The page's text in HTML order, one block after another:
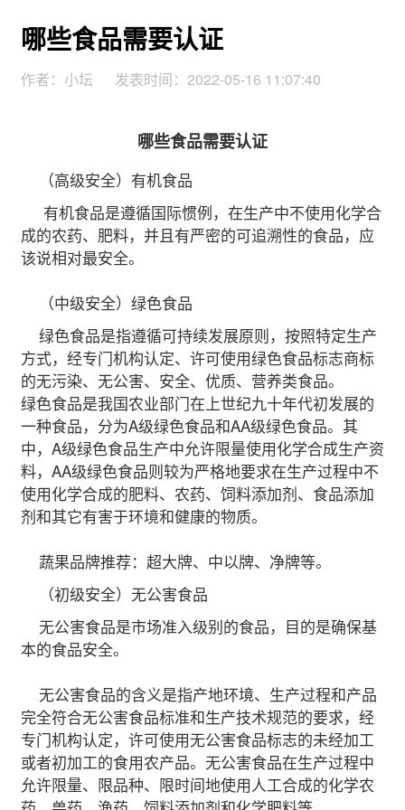
哪些食品需要认证
作者：小坛 发表时间：2022-05-16 11:07:40
哪些食品需要认证
（高级安全）有机食品
有机食品是遵循国际惯例，在生产中不使用化学合
成的农药、肥料，并且有严密的可追溯性的食品，应
该说相对最安全。
（中级安全）绿色食品
绿色食品是指遵循可持续发展原则，按照特定生产
方式，经专门机构认定、许可使用绿色食品标志商标
的无污染、无公害、安全、优质、营养类食品。
绿色食品是我国农业部门在上世纪九十年代初发展的
一种食品，分为A级绿色食品和AA级绿色食品。其
中，A级绿色食品生产中允许限量使用化学合成生产资
料，AA级绿色食品则较为严格地要求在生产过程中不
使用化学合成的肥料、农药、饲料添加剂、食品添加
剂和其它有害于环境和健康的物质。
蔬果品牌推荐：超大牌、中以牌、净牌等。
（初级安全）无公害食品
无公害食品是市场准入级别的食品，目的是确保基
本的食品安全。
无公害食品的含义是指产地环境、生产过程和产品
完全符合无公害食品标准和生产技术规范的要求，经
专门机构认定，许可使用无公害食品标志的未经加工
或者初加工的食用农产品。无公害食品在生产过程中
允许限量、限品种、限时间地使用人工合成的化学农